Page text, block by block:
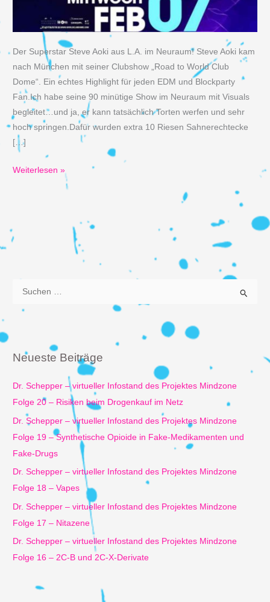
Der Superstar Steve Aoki aus L.A. im Neuraum! Steve Aoki kam
nach München mit seiner Clubshow „Road to World Club
Dome“. Ein echtes Highlight für jeden EDM und Blockparty
Fan.Ich habe seine 90 minütige Show im Neuraum mit Visuals
begleitet…und ja, er kann tatsächlich Torten werfen und sehr
hoch springen.Dafür wurden extra 10 Riesen Sahnerechtecke
[…]
STEVE
7.02.2018
Weiterlesen »
e
n
a
c
h
:
Neueste Beiträge
Dr. Schepper – virtueller Infostand des Projektes Mindzone
Folge 20 – Risiken beim Drogenkauf im Netz
Dr. Schepper – virtueller Infostand des Projektes Mindzone
Folge 19 – Synthetische Opioide in Fake-Medikamenten und
Fake-Drugs
Dr. Schepper – virtueller Infostand des Projektes Mindzone
Folge 18 – Vapes
Dr. Schepper – virtueller Infostand des Projektes Mindzone
Folge 17 – Nitazene
Dr. Schepper – virtueller Infostand des Projektes Mindzone
Folge 16 – 2C-B und 2C-X-Derivate